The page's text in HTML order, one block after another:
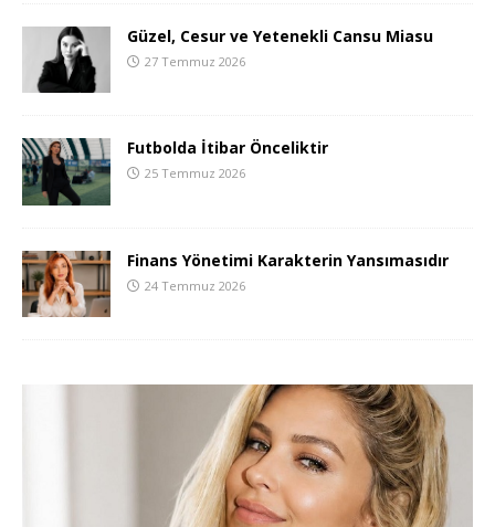
Güzel, Cesur ve Yetenekli Cansu Miasu
27 Temmuz 2026
Futbolda İtibar Önceliktir
25 Temmuz 2026
Finans Yönetimi Karakterin Yansımasıdır
24 Temmuz 2026